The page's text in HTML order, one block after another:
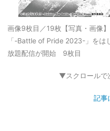
画像9枚目／19枚 【写真・画像
「-Battle of Pride 2023-」をは
放題配信が開始 9枚目
▼スクロールで
記事